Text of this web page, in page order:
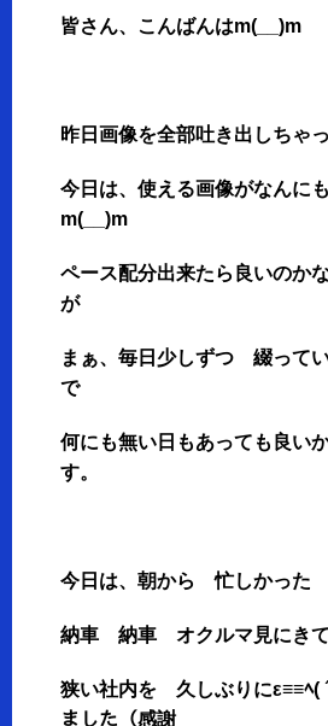
皆さん、こんばんはm(__)m
昨日画像を全部吐き出しちゃ
今日は、使える画像がなんに
m(__)m
ペース配分出来たら良いのか
が
まぁ、毎日少しずつ 綴って
で
何にも無い日もあっても良い
す。
今日は、朝から 忙しかった
納車 納車 オクルマ見にきて
狭い社内を 久しぶりにε≡≡ﾍ(
ました（感謝